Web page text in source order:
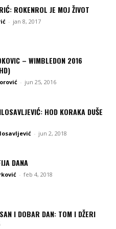
ROKENROL JE MOJ ŽIVOT
- jan 8, 2017
– WIMBLEDON 2016
- jun 25, 2016
HOD KORAKA DUŠE
- jun 2, 2018
DANA
- feb 4, 2018
I DOBAR DAN: TOM I DŽERI